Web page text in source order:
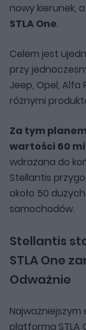
nowy kierunek,
STLA One.
Celem jest
przy
Jeep, Opel, Alfa
różnymi
Za tym
wartości 60
wdrażana do
Stellantis
około 50
samochodów.
Stellantis
STLA One
Odważnie
platforma STLA